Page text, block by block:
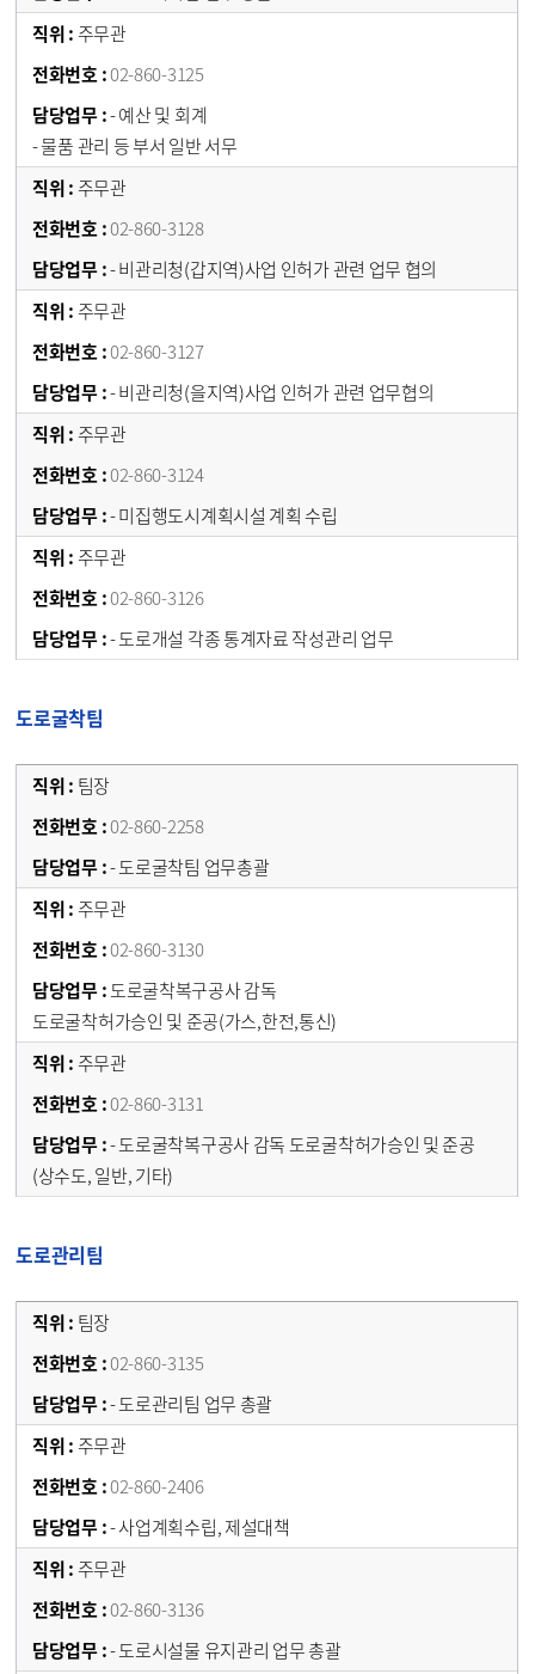
주무관
02-860-3125
- 예산 및 회계
- 물품 관리 등 부서 일반 서무
주무관
02-860-3128
- 비관리청(갑지역)사업 인허가 관련 업무 협의
주무관
02-860-3127
- 비관리청(을지역)사업 인허가 관련 업무협의
주무관
02-860-3124
- 미집행도시계획시설 계획 수립
주무관
02-860-3126
- 도로개설 각종 통계자료 작성관리 업무
도로굴착팀
팀장
02-860-2258
- 도로굴착팀 업무총괄
주무관
02-860-3130
도로굴착복구공사 감독
도로굴착허가승인 및 준공(가스,한전,통신)
주무관
02-860-3131
- 도로굴착복구공사 감독 도로굴착허가승인 및 준공
(상수도, 일반, 기타)
도로관리팀
팀장
02-860-3135
- 도로관리팀 업무 총괄
주무관
02-860-2406
- 사업계획수립, 제설대책
주무관
02-860-3136
- 도로시설물 유지관리 업무 총괄